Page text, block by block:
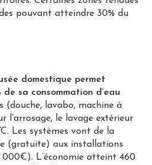
pouvant atteindre 30% du
domestique permet
de sa consommation d’eau
(douche, lavabo, machine à
l’arrosage, le lavage extérieur
Les systèmes vont de la
(gratuite) aux installations
L’économie atteint 460